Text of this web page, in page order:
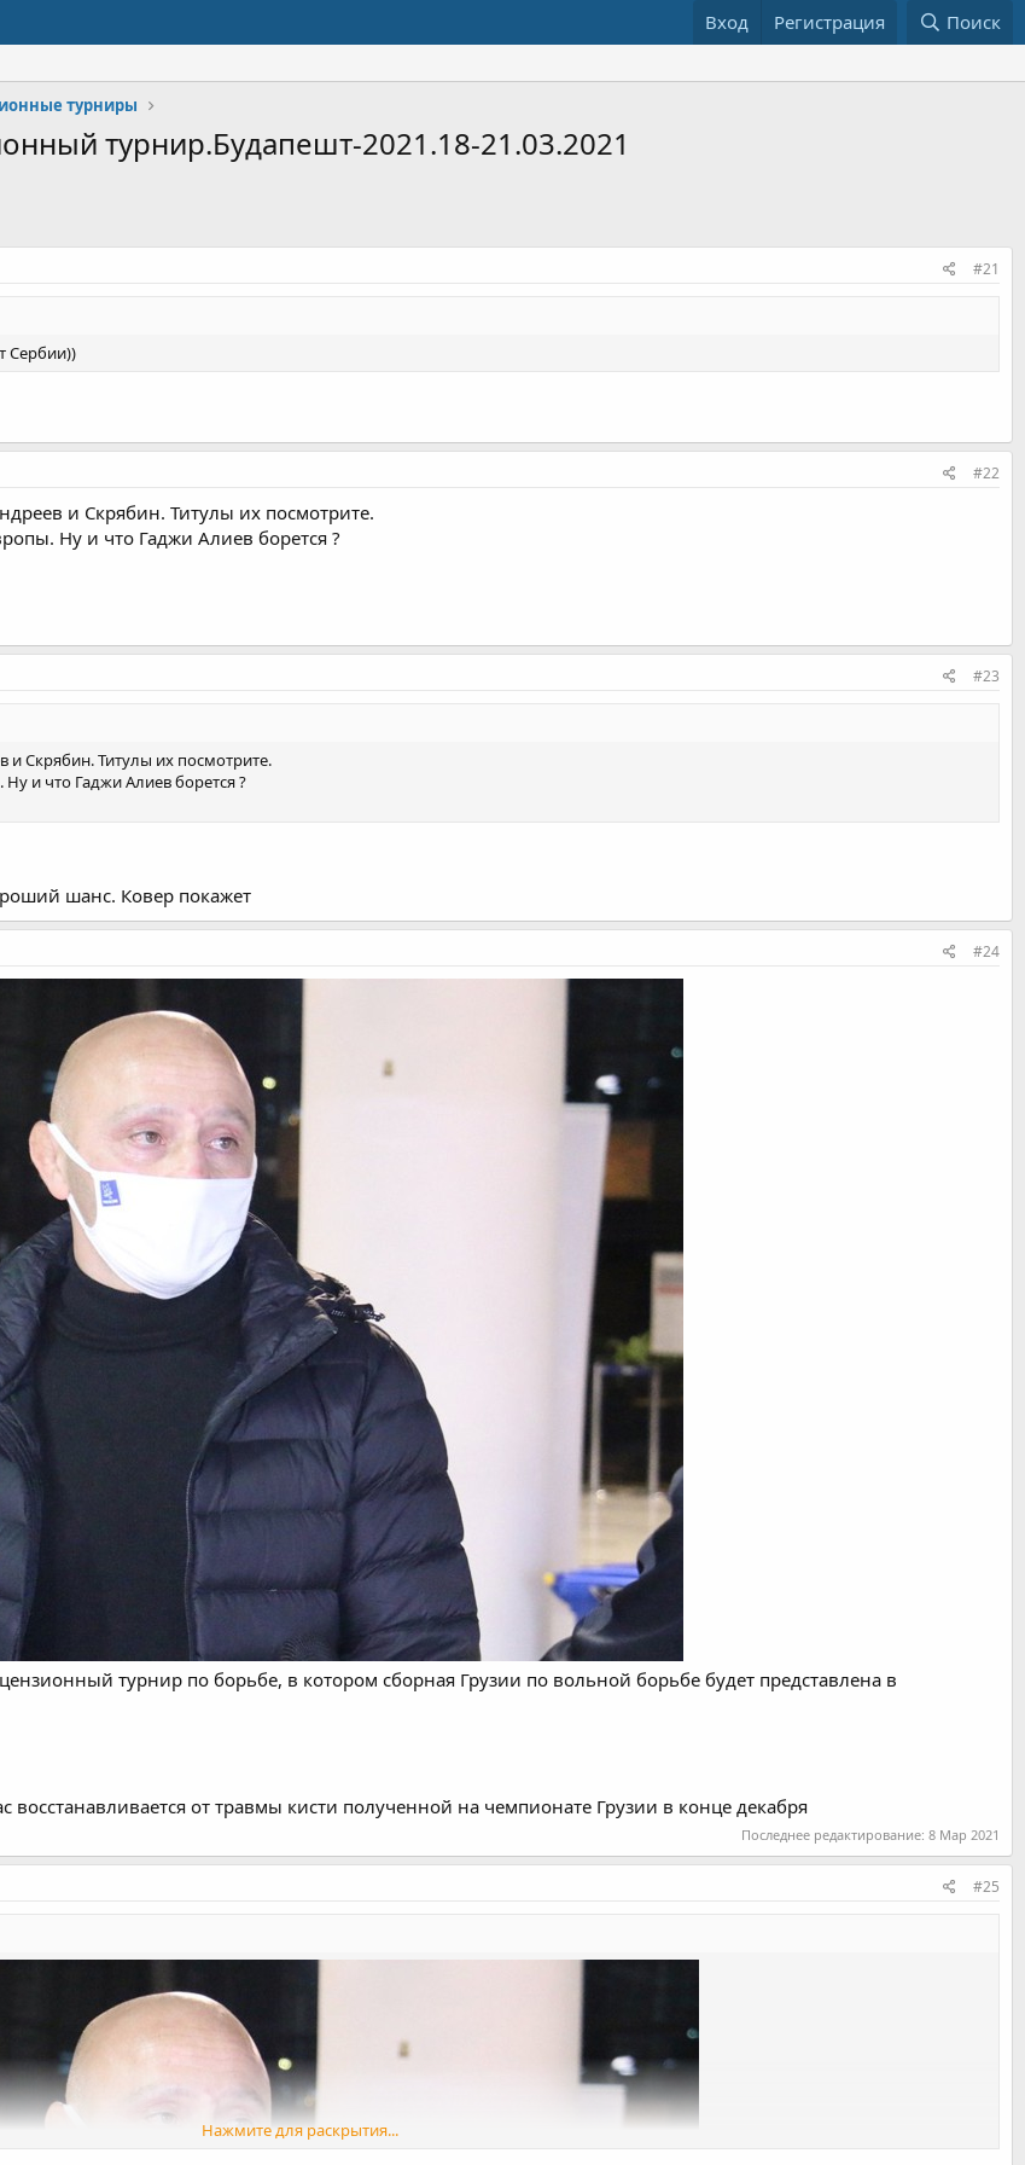
Вход Регистрация Поиск
турниры
турнир.Будапешт-2021.18-21.03.2021
#21
Сербии))
#22
и Скрябин. Титулы их посмотрите.
Ну и что Гаджи Алиев борется ?
#23
и Скрябин. Титулы их посмотрите.
и что Гаджи Алиев борется ?
шанс. Ковер покажет
#24
турнир по борьбе, в котором сборная Грузии по вольной борьбе будет представлена в
от травмы кисти полученной на чемпионате Грузии в конце декабря
Последнее редактирование: 8 Мар 2021
#25
Нажмите для раскрытия...